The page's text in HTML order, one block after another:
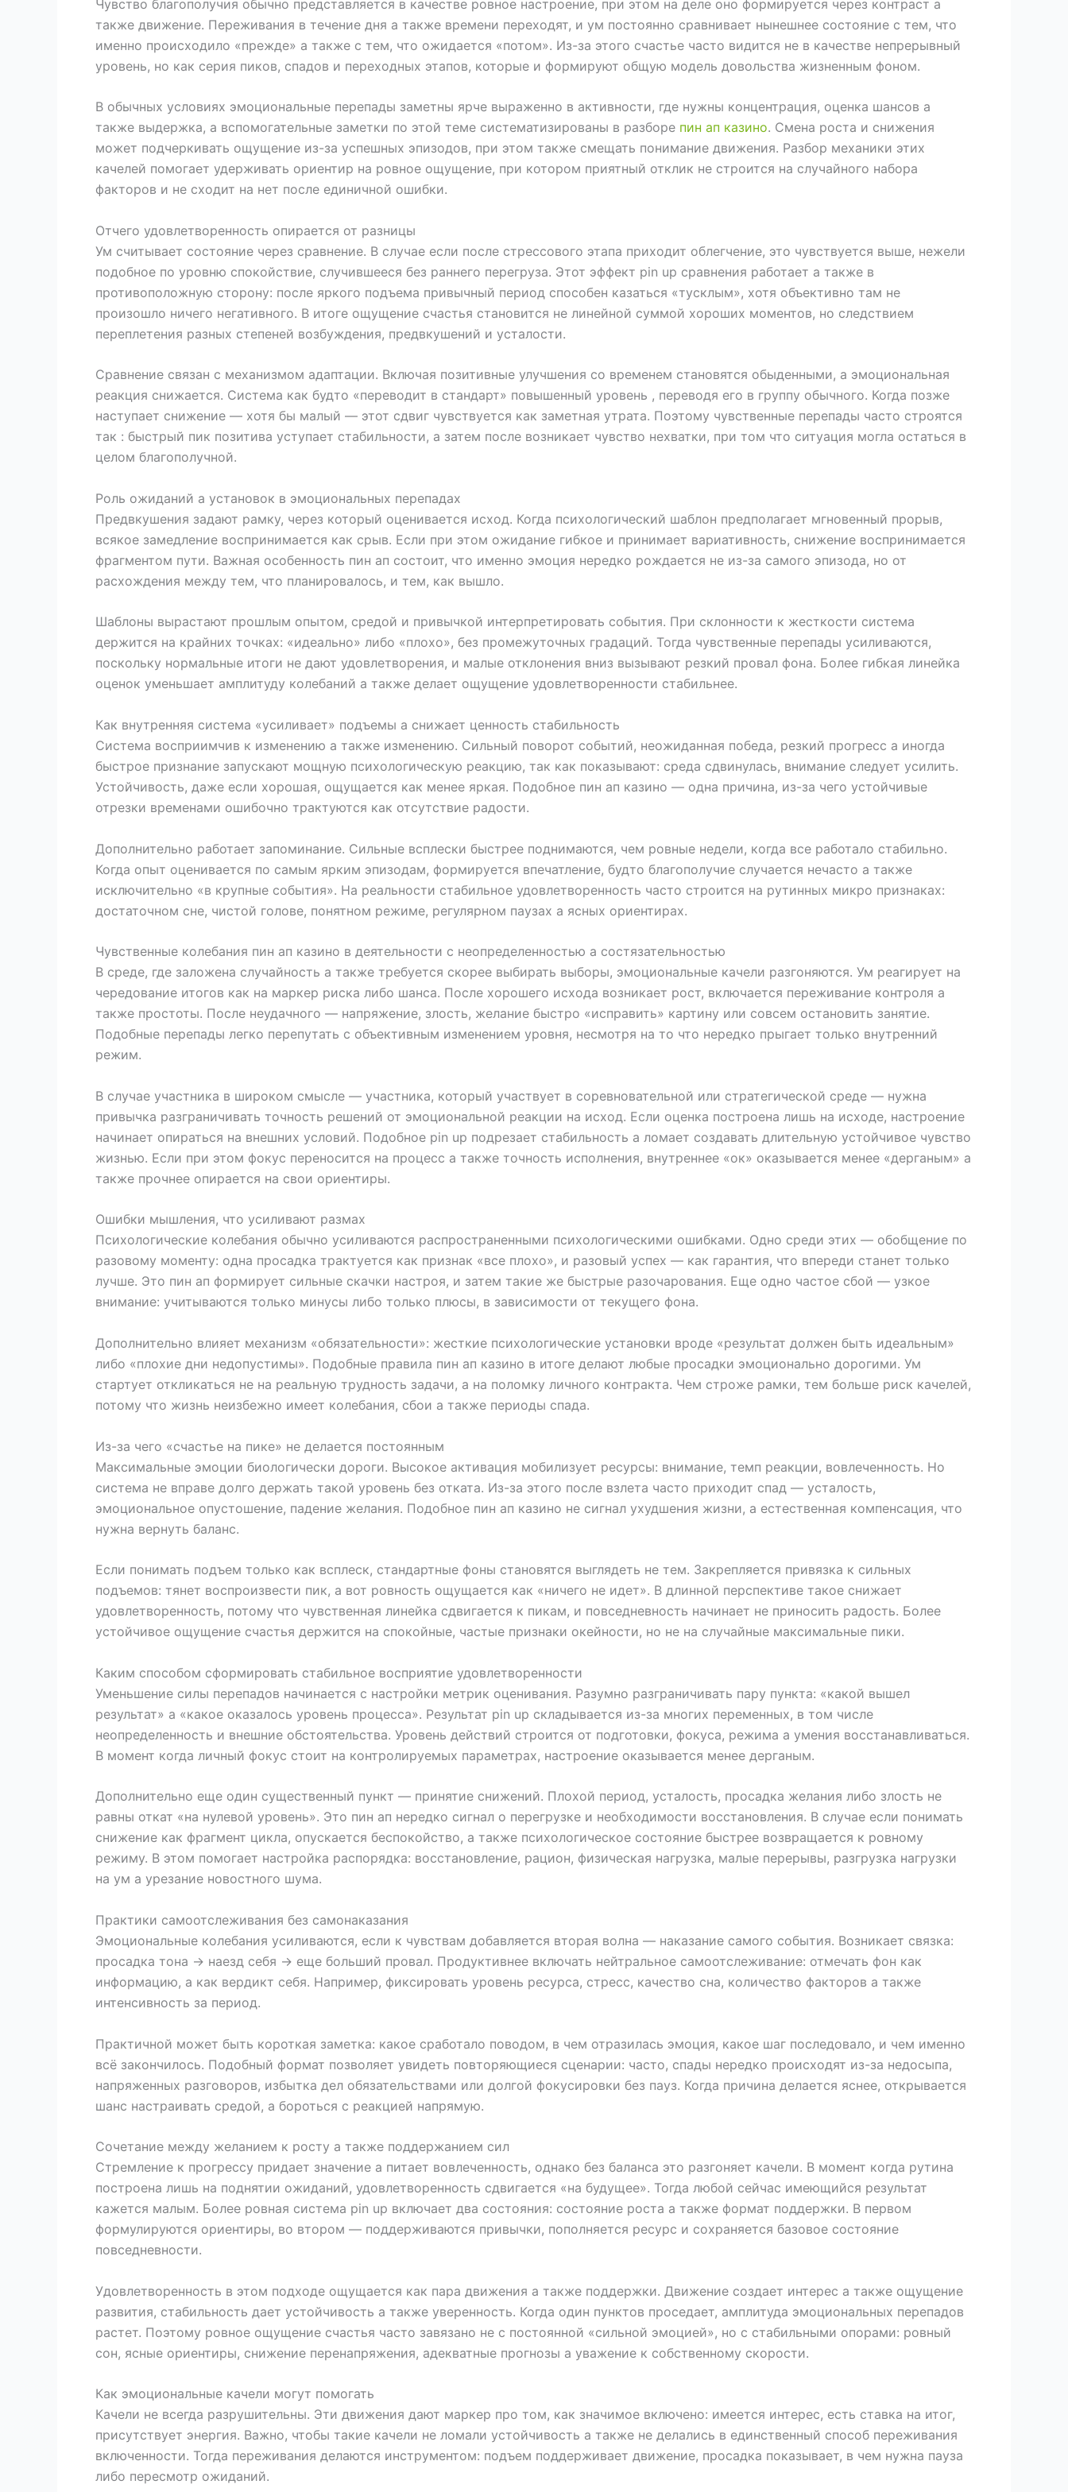
Чувство благополучия обычно представляется в качестве ровное настроение, при этом на деле оно формируется через контраст а
также движение. Переживания в течение дня а также времени переходят, и ум постоянно сравнивает нынешнее состояние с тем, что
именно происходило «прежде» а также с тем, что ожидается «потом». Из-за этого счастье часто видится не в качестве непрерывный
уровень, но как серия пиков, спадов и переходных этапов, которые и формируют общую модель довольства жизненным фоном.
В обычных условиях эмоциональные перепады заметны ярче выраженно в активности, где нужны концентрация, оценка шансов а
также выдержка, а вспомогательные заметки по этой теме систематизированы в разборе пин ап казино. Смена роста и снижения
может подчеркивать ощущение из-за успешных эпизодов, при этом также смещать понимание движения. Разбор механики этих
качелей помогает удерживать ориентир на ровное ощущение, при котором приятный отклик не строится на случайного набора
факторов и не сходит на нет после единичной ошибки.
Отчего удовлетворенность опирается от разницы
Ум считывает состояние через сравнение. В случае если после стрессового этапа приходит облегчение, это чувствуется выше, нежели
подобное по уровню спокойствие, случившееся без раннего перегруза. Этот эффект pin up сравнения работает а также в
противоположную сторону: после яркого подъема привычный период способен казаться «тусклым», хотя объективно там не
произошло ничего негативного. В итоге ощущение счастья становится не линейной суммой хороших моментов, но следствием
переплетения разных степеней возбуждения, предвкушений и усталости.
Сравнение связан с механизмом адаптации. Включая позитивные улучшения со временем становятся обыденными, а эмоциональная
реакция снижается. Система как будто «переводит в стандарт» повышенный уровень , переводя его в группу обычного. Когда позже
наступает снижение — хотя бы малый — этот сдвиг чувствуется как заметная утрата. Поэтому чувственные перепады часто строятся
так : быстрый пик позитива уступает стабильности, а затем после возникает чувство нехватки, при том что ситуация могла остаться в
целом благополучной.
Роль ожиданий а установок в эмоциональных перепадах
Предвкушения задают рамку, через который оценивается исход. Когда психологический шаблон предполагает мгновенный прорыв,
всякое замедление воспринимается как срыв. Если при этом ожидание гибкое и принимает вариативность, снижение воспринимается
фрагментом пути. Важная особенность пин ап состоит, что именно эмоция нередко рождается не из-за самого эпизода, но от
расхождения между тем, что планировалось, и тем, как вышло.
Шаблоны вырастают прошлым опытом, средой и привычкой интерпретировать события. При склонности к жесткости система
держится на крайних точках: «идеально» либо «плохо», без промежуточных градаций. Тогда чувственные перепады усиливаются,
поскольку нормальные итоги не дают удовлетворения, и малые отклонения вниз вызывают резкий провал фона. Более гибкая линейка
оценок уменьшает амплитуду колебаний а также делает ощущение удовлетворенности стабильнее.
Как внутренняя система «усиливает» подъемы а снижает ценность стабильность
Система восприимчив к изменению а также изменению. Сильный поворот событий, неожиданная победа, резкий прогресс а иногда
быстрое признание запускают мощную психологическую реакцию, так как показывают: среда сдвинулась, внимание следует усилить.
Устойчивость, даже если хорошая, ощущается как менее яркая. Подобное пин ап казино — одна причина, из-за чего устойчивые
отрезки временами ошибочно трактуются как отсутствие радости.
Дополнительно работает запоминание. Сильные всплески быстрее поднимаются, чем ровные недели, когда все работало стабильно.
Когда опыт оценивается по самым ярким эпизодам, формируется впечатление, будто благополучие случается нечасто а также
исключительно «в крупные события». На реальности стабильное удовлетворенность часто строится на рутинных микро признаках:
достаточном сне, чистой голове, понятном режиме, регулярном паузах а ясных ориентирах.
Чувственные колебания пин ап казино в деятельности с неопределенностью а состязательностью
В среде, где заложена случайность а также требуется скорее выбирать выборы, эмоциональные качели разгоняются. Ум реагирует на
чередование итогов как на маркер риска либо шанса. После хорошего исхода возникает рост, включается переживание контроля а
также простоты. После неудачного — напряжение, злость, желание быстро «исправить» картину или совсем остановить занятие.
Подобные перепады легко перепутать с объективным изменением уровня, несмотря на то что нередко прыгает только внутренний
режим.
В случае участника в широком смысле — участника, который участвует в соревновательной или стратегической среде — нужна
привычка разграничивать точность решений от эмоциональной реакции на исход. Если оценка построена лишь на исходе, настроение
начинает опираться на внешних условий. Подобное pin up подрезает стабильность а ломает создавать длительную устойчивое чувство
жизнью. Если при этом фокус переносится на процесс а также точность исполнения, внутреннее «ок» оказывается менее «дерганым» а
также прочнее опирается на свои ориентиры.
Ошибки мышления, что усиливают размах
Психологические колебания обычно усиливаются распространенными психологическими ошибками. Одно среди этих — обобщение по
разовому моменту: одна просадка трактуется как признак «все плохо», и разовый успех — как гарантия, что впереди станет только
лучше. Это пин ап формирует сильные скачки настроя, и затем такие же быстрые разочарования. Еще одно частое сбой — узкое
внимание: учитываются только минусы либо только плюсы, в зависимости от текущего фона.
Дополнительно влияет механизм «обязательности»: жесткие психологические установки вроде «результат должен быть идеальным»
либо «плохие дни недопустимы». Подобные правила пин ап казино в итоге делают любые просадки эмоционально дорогими. Ум
стартует откликаться не на реальную трудность задачи, а на поломку личного контракта. Чем строже рамки, тем больше риск качелей,
потому что жизнь неизбежно имеет колебания, сбои а также периоды спада.
Из-за чего «счастье на пике» не делается постоянным
Максимальные эмоции биологически дороги. Высокое активация мобилизует ресурсы: внимание, темп реакции, вовлеченность. Но
система не вправе долго держать такой уровень без отката. Из-за этого после взлета часто приходит спад — усталость,
эмоциональное опустошение, падение желания. Подобное пин ап казино не сигнал ухудшения жизни, а естественная компенсация, что
нужна вернуть баланс.
Если понимать подъем только как всплеск, стандартные фоны становятся выглядеть не тем. Закрепляется привязка к сильных
подъемов: тянет воспроизвести пик, а вот ровность ощущается как «ничего не идет». В длинной перспективе такое снижает
удовлетворенность, потому что чувственная линейка сдвигается к пикам, и повседневность начинает не приносить радость. Более
устойчивое ощущение счастья держится на спокойные, частые признаки окейности, но не на случайные максимальные пики.
Каким способом сформировать стабильное восприятие удовлетворенности
Уменьшение силы перепадов начинается с настройки метрик оценивания. Разумно разграничивать пару пункта: «какой вышел
результат» а «какое оказалось уровень процесса». Результат pin up складывается из-за многих переменных, в том числе
неопределенность и внешние обстоятельства. Уровень действий строится от подготовки, фокуса, режима а умения восстанавливаться.
В момент когда личный фокус стоит на контролируемых параметрах, настроение оказывается менее дерганым.
Дополнительно еще один существенный пункт — принятие снижений. Плохой период, усталость, просадка желания либо злость не
равны откат «на нулевой уровень». Это пин ап нередко сигнал о перегрузке и необходимости восстановления. В случае если понимать
снижение как фрагмент цикла, опускается беспокойство, а также психологическое состояние быстрее возвращается к ровному
режиму. В этом помогает настройка распорядка: восстановление, рацион, физическая нагрузка, малые перерывы, разгрузка нагрузки
на ум а урезание новостного шума.
Практики самоотслеживания без самонаказания
Эмоциональные колебания усиливаются, если к чувствам добавляется вторая волна — наказание самого события. Возникает связка:
просадка тона → наезд себя → еще больший провал. Продуктивнее включать нейтральное самоотслеживание: отмечать фон как
информацию, а как вердикт себя. Например, фиксировать уровень ресурса, стресс, качество сна, количество факторов а также
интенсивность за период.
Практичной может быть короткая заметка: какое сработало поводом, в чем отразилась эмоция, какое шаг последовало, и чем именно
всё закончилось. Подобный формат позволяет увидеть повторяющиеся сценарии: часто, спады нередко происходят из-за недосыпа,
напряженных разговоров, избытка дел обязательствами или долгой фокусировки без пауз. Когда причина делается яснее, открывается
шанс настраивать средой, а бороться с реакцией напрямую.
Сочетание между желанием к росту а также поддержанием сил
Стремление к прогрессу придает значение а питает вовлеченность, однако без баланса это разгоняет качели. В момент когда рутина
построена лишь на поднятии ожиданий, удовлетворенность сдвигается «на будущее». Тогда любой сейчас имеющийся результат
кажется малым. Более ровная система pin up включает два состояния: состояние роста а также формат поддержки. В первом
формулируются ориентиры, во втором — поддерживаются привычки, пополняется ресурс и сохраняется базовое состояние
повседневности.
Удовлетворенность в этом подходе ощущается как пара движения а также поддержки. Движение создает интерес а также ощущение
развития, стабильность дает устойчивость а также уверенность. Когда один пунктов проседает, амплитуда эмоциональных перепадов
растет. Поэтому ровное ощущение счастья часто завязано не с постоянной «сильной эмоцией», но с стабильными опорами: ровный
сон, ясные ориентиры, снижение перенапряжения, адекватные прогнозы а уважение к собственному скорости.
Как эмоциональные качели могут помогать
Качели не всегда разрушительны. Эти движения дают маркер про том, как значимое включено: имеется интерес, есть ставка на итог,
присутствует энергия. Важно, чтобы такие качели не ломали устойчивость а также не делались в единственный способ переживания
включенности. Тогда переживания делаются инструментом: подъем поддерживает движение, просадка показывает, в чем нужна пауза
либо пересмотр ожиданий.